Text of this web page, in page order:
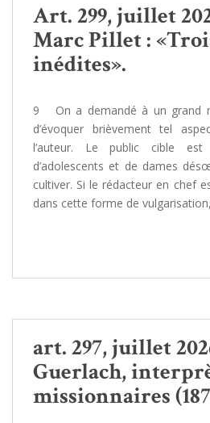
Art. 299, juillet
Marc Pillet :
inédites».
9 On a demandé à un grand
d’évoquer brièvement tel
l’auteur. Le public cible
d’adolescents et de dames
cultiver. Si le rédacteur en chef
dans cette forme de
art. 297, juillet
Guerlach,
missionnaires